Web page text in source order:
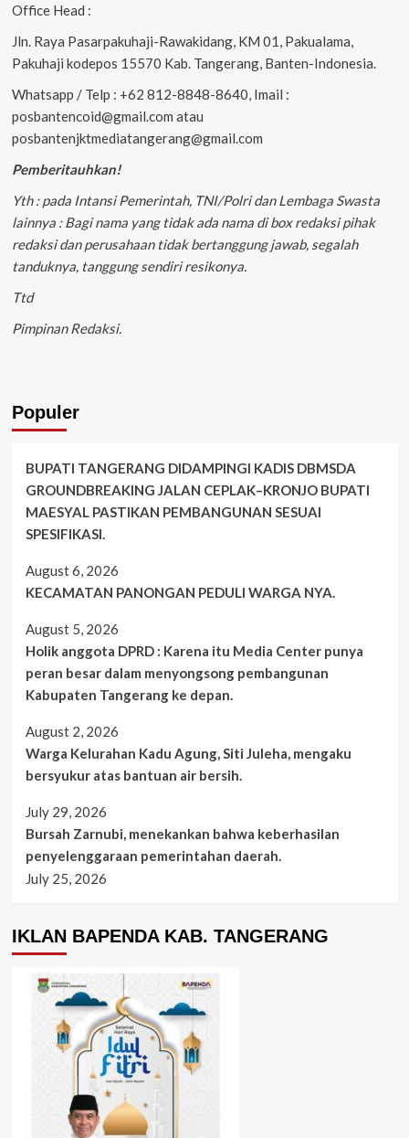
Office Head :
Jln. Raya Pasarpakuhaji-Rawakidang, KM 01, Pakualama,
Pakuhaji kodepos 15570 Kab. Tangerang, Banten-Indonesia.
Whatsapp / Telp : +62 812-8848-8640, Imail :
posbantencoid@gmail.com atau
posbantenjktmediatangerang@gmail.com
Pemberitauhkan!
Yth : pada Intansi Pemerintah, TNI/Polri dan Lembaga Swasta
lainnya : Bagi nama yang tidak ada nama di box redaksi pihak
redaksi dan perusahaan tidak bertanggung jawab, segalah
tanduknya, tanggung sendiri resikonya.
Ttd
Pimpinan Redaksi.
Populer
BUPATI TANGERANG DIDAMPINGI KADIS DBMSDA
GROUNDBREAKING JALAN CEPLAK–KRONJO BUPATI
MAESYAL PASTIKAN PEMBANGUNAN SESUAI
SPESIFIKASI.
August 6, 2026
KECAMATAN PANONGAN PEDULI WARGA NYA.
August 5, 2026
Holik anggota DPRD : Karena itu Media Center punya
peran besar dalam menyongsong pembangunan
Kabupaten Tangerang ke depan.
August 2, 2026
Warga Kelurahan Kadu Agung, Siti Juleha, mengaku
bersyukur atas bantuan air bersih.
July 29, 2026
Bursah Zarnubi, menekankan bahwa keberhasilan
penyelenggaraan pemerintahan daerah.
July 25, 2026
IKLAN BAPENDA KAB. TANGERANG